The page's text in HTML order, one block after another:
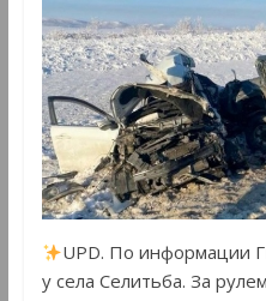
UPD. По информации
у села Селитьба. За